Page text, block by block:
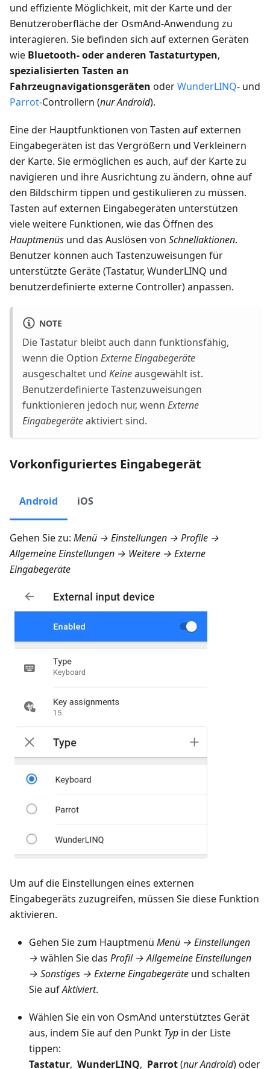
und effiziente Möglichkeit, mit der Karte und der
Benutzeroberfläche der OsmAnd-Anwendung zu
interagieren. Sie befinden sich auf externen Geräten
wie Bluetooth- oder anderen Tastaturtypen,
spezialisierten Tasten an
Fahrzeugnavigationsgeräten oderWunderLINQ- und
Parrot-Controllern (nur Android).
Eine der Hauptfunktionen von Tasten auf externen
Eingabegeräten ist das Vergrößern und Verkleinern
der Karte. Sie ermöglichen es auch, auf der Karte zu
navigieren und ihre Ausrichtung zu ändern, ohne auf
den Bildschirm tippen und gestikulieren zu müssen.
Tasten auf externen Eingabegeräten unterstützen
viele weitere Funktionen, wie das Öffnen des
Hauptmenüs und das Auslösen von Schnellaktionen.
Benutzer können auch Tastenzuweisungen für
unterstützte Geräte (Tastatur, WunderLINQ und
benutzerdefinierte externe Controller) anpassen.
NOTE
Die Tastatur bleibt auch dann funktionsfähig,
wenn die Option Externe Eingabegeräte
ausgeschaltet und Keineausgewählt ist.
Benutzerdefinierte Tastenzuweisungen
funktionieren jedoch nur, wenn Externe
Eingabegeräteaktiviert sind.
Vorkonfiguriertes Eingabegerät
Android iOS
Gehen Sie zu: Menü → Einstellungen → Profile →
Allgemeine Einstellungen → Weitere → Externe
Eingabegeräte
Um auf die Einstellungen eines externen
Eingabegeräts zuzugreifen, müssen Sie diese Funktion
aktivieren.
Gehen Sie zum Hauptmenü Menü → Einstellungen
→ wählen Sie das Profil → Allgemeine Einstellungen
→ Sonstiges → Externe Eingabegeräte und schalten
Sie aufAktiviert.
Wählen Sie ein von OsmAnd unterstütztes Gerät
aus, indem Sie auf den Punkt Typ in der Liste
tippen:
Tastatur, WunderLINQ, Parrot(nur Android) oder